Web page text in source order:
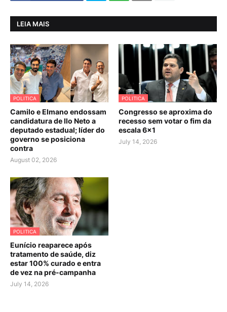
LEIA MAIS
POLITICA
Camilo e Elmano endossam
candidatura de Ilo Neto a
deputado estadual; líder do
governo se posiciona
contra
August 02, 2026
POLITICA
Congresso se aproxima do
recesso sem votar o fim da
escala 6×1
July 14, 2026
POLITICA
Eunício reaparece após
tratamento de saúde, diz
estar 100% curado e entra
de vez na pré-campanha
July 14, 2026